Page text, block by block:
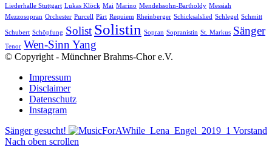
Liederhalle Stuttgart Lukas Klöck Mai Marino Mendelssohn-Bartholdy Messiah
Mezzosopran Orchester Purcell Pärt Requiem Rheinberger Schicksalslied Schlegel Schmitt
Schubert Schöpfung Solist Solistin Sopran Sopranistin St. Markus Sänger
Tenor Wen-Sinn Yang
© Copyright - Münchner Brahms-Chor e.V.
Impressum
Disclaimer
Datenschutz
Instagram
Sänger gesucht!
Vorstand
Nach oben scrollen